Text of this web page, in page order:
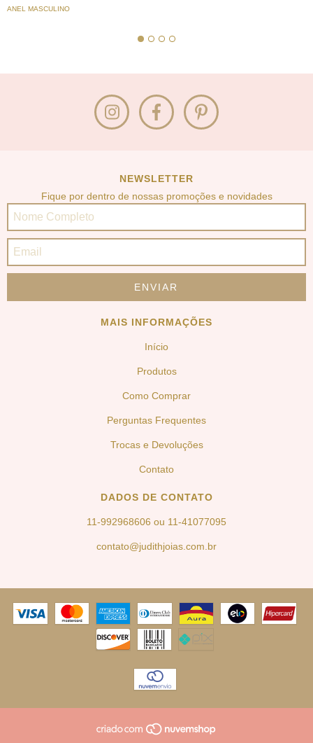
ANEL MASCULINO
NEWSLETTER
Fique por dentro de nossas promoções e novidades
MAIS INFORMAÇÕES
Início
Produtos
Como Comprar
Perguntas Frequentes
Trocas e Devoluções
Contato
DADOS DE CONTATO
11-992968606 ou 11-41077095
contato@judithjoias.com.br